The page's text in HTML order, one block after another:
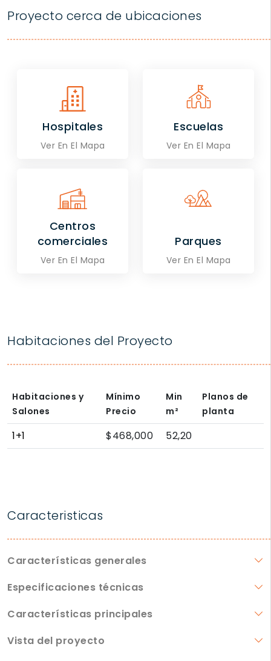
Proyecto cerca de ubicaciones
Hospitales
Ver En El Mapa
Escuelas
Ver En El Mapa
Centros
comerciales
Ver En El Mapa
Parques
Ver En El Mapa
Habitaciones del Proyecto
Habitaciones y
Salones
Mínimo
Precio
Min
m²
Planos de
planta
1+1 $468,000 52,20
Caracteristicas
Características generales
Especificaciones técnicas
Características principales
Vista del proyecto